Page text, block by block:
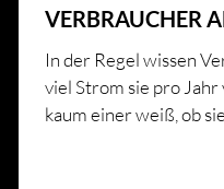
VERBRAUCHER
In der Regel wissen
viel Strom sie pro
kaum einer weiß, ob